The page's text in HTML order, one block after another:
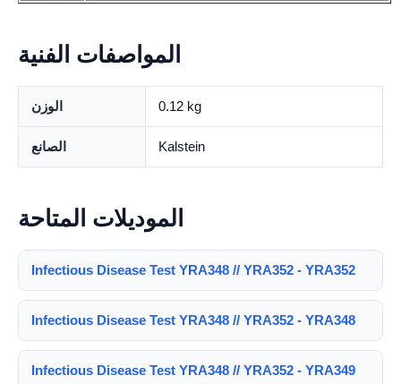
المواصفات الفنية
الوزن 0.12 kg
الصانع Kalstein
الموديلات المتاحة
Infectious Disease Test YRA348 // YRA352 - YRA352
Infectious Disease Test YRA348 // YRA352 - YRA348
Infectious Disease Test YRA348 // YRA352 - YRA349